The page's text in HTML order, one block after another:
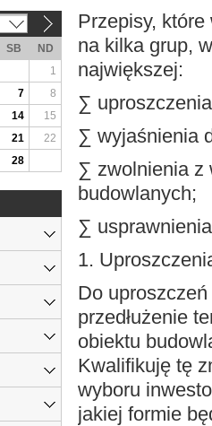
Przepisy,
na kilka grup,
największej:
∑
∑ wyjaśnienia
∑ zwolnienia z
budowlanych;
∑
1.
Do
przedłużenie
obiektu
Kwalifikuję tę
wyboru
jakiej formie
SB
ND
1
7
8
14
15
21
22
28